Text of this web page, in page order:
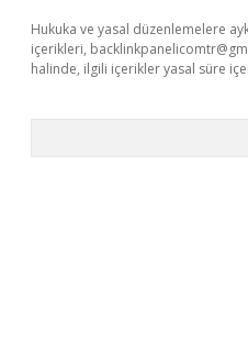
Hukuka ve yasal düzenlemelere
içerikleri,
halinde, ilgili içerikler yasal süre